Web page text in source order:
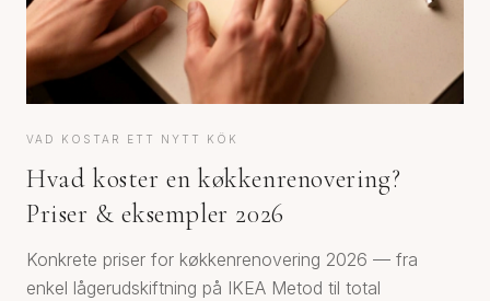
VAD KOSTAR ETT NYTT KÖK
Hvad koster en køkkenrenovering?
Priser & eksempler 2026
Konkrete priser for køkkenrenovering 2026 — fra
enkel lågerudskiftning på IKEA Metod til total